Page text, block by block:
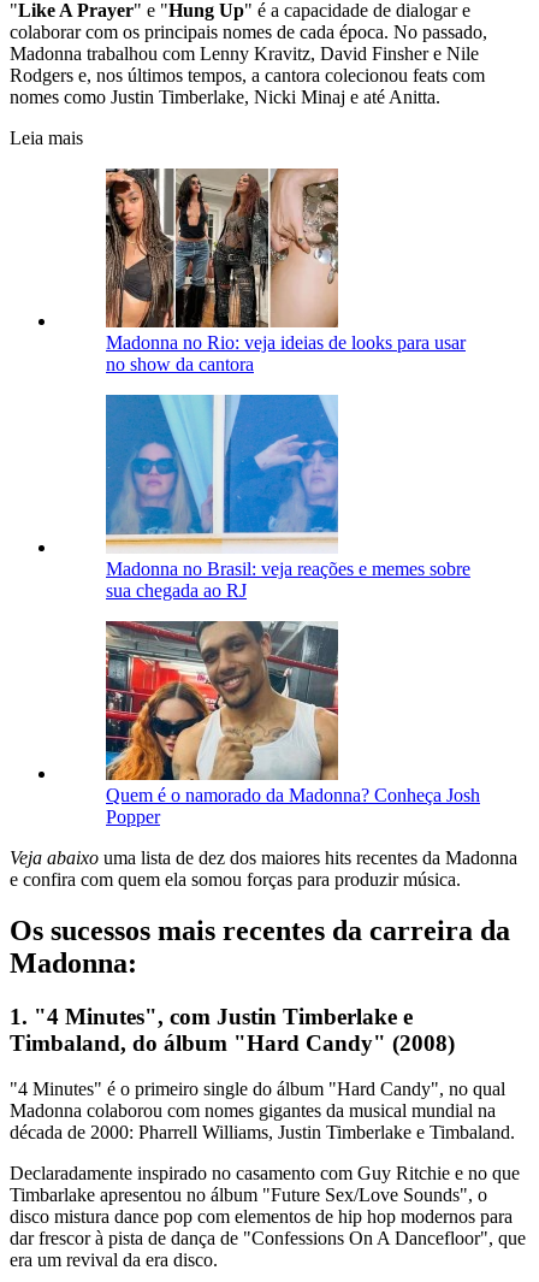
"Like A Prayer" e "Hung Up" é a capacidade de dialogar e
colaborar com os principais nomes de cada época. No passado,
Madonna trabalhou com Lenny Kravitz, David Finsher e Nile
Rodgers e, nos últimos tempos, a cantora colecionou feats com
nomes como Justin Timberlake, Nicki Minaj e até Anitta.
Leia mais
Madonna no Rio: veja ideias de looks para usar
no show da cantora
Madonna no Brasil: veja reações e memes sobre
sua chegada ao RJ
Quem é o namorado da Madonna? Conheça Josh
Popper
Veja abaixo uma lista de dez dos maiores hits recentes da Madonna
e confira com quem ela somou forças para produzir música.
Os sucessos mais recentes da carreira da
Madonna:
1. "4 Minutes", com Justin Timberlake e
Timbaland, do álbum "Hard Candy" (2008)
"4 Minutes" é o primeiro single do álbum "Hard Candy", no qual
Madonna colaborou com nomes gigantes da musical mundial na
década de 2000: Pharrell Williams, Justin Timberlake e Timbaland.
Declaradamente inspirado no casamento com Guy Ritchie e no que
Timbarlake apresentou no álbum "Future Sex/Love Sounds", o
disco mistura dance pop com elementos de hip hop modernos para
dar frescor à pista de dança de "Confessions On A Dancefloor", que
era um revival da era disco.